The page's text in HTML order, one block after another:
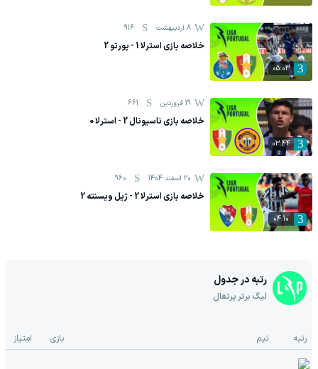
05:03
8 اردیبهشت 916
خلاصه بازی استرلا 1 - پورتو 2
03:44
19 فروردين 661
خلاصه بازی ناسیونال 2 - استرلا 0
04:10
20 اسفند 1404 960
خلاصه بازی استرلا 2 - ژیل ویسنته 2
رتبه در جدول
لیگ برتر پرتغال
رتبه تیم بازی امتیاز